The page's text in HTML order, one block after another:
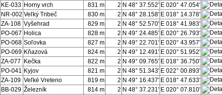
KE-033 Horny vrch 831 m 2 N 48° 37.552' E 020° 47.054'
NR-002 Veľký Tribeč 830 m 2 N 48° 28.158' E 018° 14.378'
ZA-108 Vyšehrad 829 m 2 N 48° 52.570' E 018° 41.983'
PO-067 Holica 828 m 2 N 49° 24.485' E 020° 26.793'
PO-068 Soľovka 827 m 2 N 49° 22.701' E 020° 43.957'
PO-069 Kňazová 824 m 2 N 49° 12.491' E 020° 51.952'
ZA-077
Kečka 822 m 2 N 49° 09.765' E 018° 36.750'
PO-041 Kyjov 821 m 2 N 48° 51.343' E 022° 00.893'
ZA-109 Veľké Vreteno 819 m 2 N 49° 16.437' E 018° 47.633'
BB-029 Železník 814 m 2 N 48° 37.231' E 020° 07.810'